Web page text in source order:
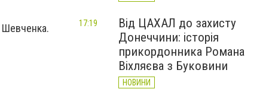
Шевченка.
Від ЦАХАЛ до захисту
Донеччини: історія
прикордонника Романа
Віхляєва з Буковини
НОВИНИ
17:19